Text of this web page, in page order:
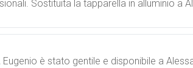
Sostituita la tapparella in alluminio a
è stato gentile e disponibile a